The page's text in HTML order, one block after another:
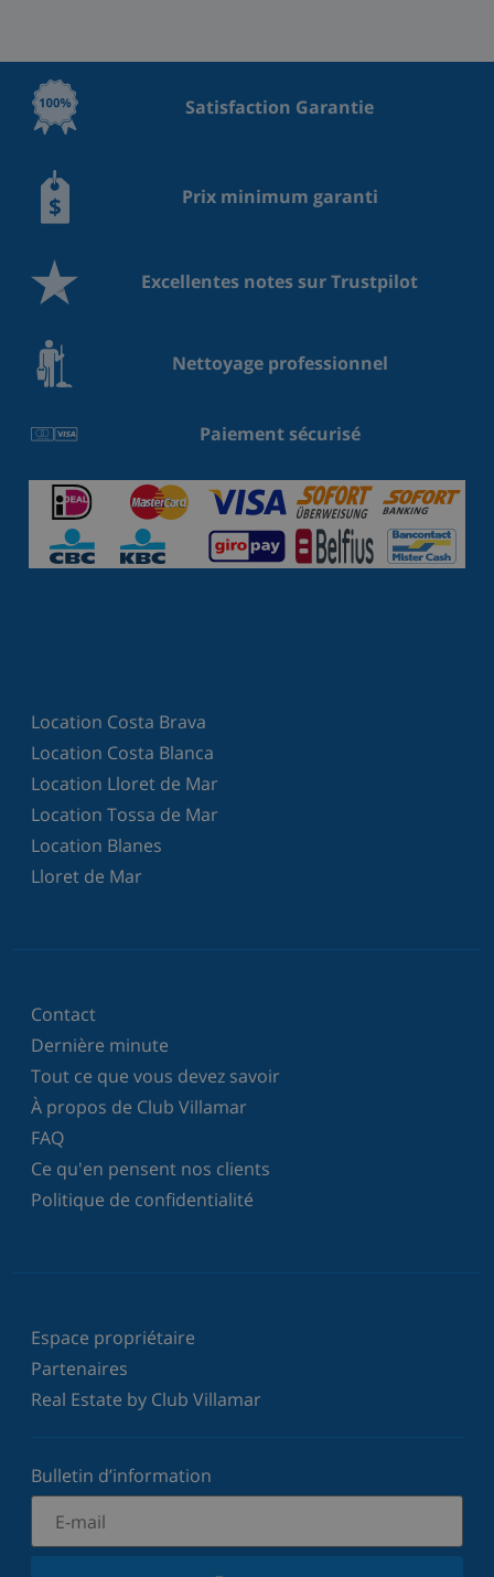
Satisfaction Garantie
Prix minimum garanti
Excellentes notes sur Trustpilot
Nettoyage professionnel
Paiement sécurisé
Location Costa Brava
Location Costa Blanca
Location Lloret de Mar
Location Tossa de Mar
Location Blanes
Lloret de Mar
Contact
Dernière minute
Tout ce que vous devez savoir
À propos de Club Villamar
FAQ
Ce qu'en pensent nos clients
Politique de confidentialité
Espace propriétaire
Partenaires
Real Estate by Club Villamar
Bulletin d’information